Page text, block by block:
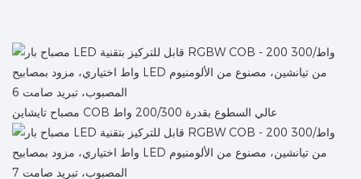
مصباح تايشاين COB عالي السطوع بقدرة 200/300 واط